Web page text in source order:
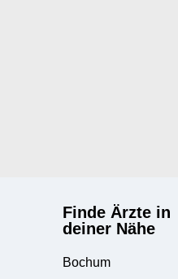
Finde Ärzte in
deiner Nähe
Bochum